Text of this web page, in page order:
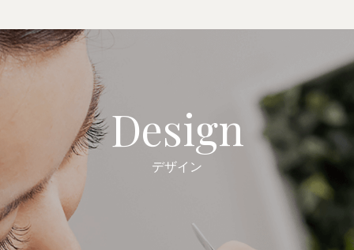
Design
デザイン